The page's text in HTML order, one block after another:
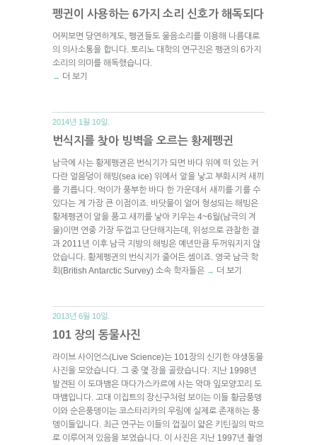
펭귄이 사용하는 6가지 소리 신호가 해독되다
어찌보면 당연하게도, 펭귄들도 울음소리를 이용해 나름대로
의 의사소통을 합니다. 토리노 대학의 연구진은 펭귄의 6가지
소리의 의미를 해독했습니다.
→ 더 보기
2014년 1월 10일.
번식지를 찾아 빙벽을 오르는 황제펭귄
남극에 사는 황제펭귄은 번식기가 되면 바다 위에 떠 있는 커
다란 얼음덩이 해빙(sea ice) 위에서 알을 낳고 부화시켜 새끼
를 기릅니다. 먹이가 풍부한 바다 한 가운데서 새끼를 기를 수
있다는 게 가장 큰 이점이죠. 바닷물이 얼어 형성되는 해빙은
황제펭귄이 알을 품고 새끼를 낳아 키우는 4~6월(남극의 겨
울)이면 연중 가장 두껍고 단단해지는데, 위성으로 관찰한 결
과 2011년 이후 남극 지방의 해빙은 예년만큼 두꺼워지지 않
았습니다. 황제펭귄의 번식지가 줄어든 셈이죠. 영국 남극 학
회(British Antarctic Survey) 소속 학자들은 → 더 보기
2013년 6월 10일.
101 장의 동물사진
라이브 사이언스(Live Science)는 101장의 신기한 야생동물
사진을 모았습니다. 그 중 몇 장을 골랐습니다. 지난 1998년
발견된 이 도마뱀은 마다가스카르에 사는 악마 잎모양꼬리 도
마뱀입니다. 고대 이집트의 장신구처럼 보이는 이들 황금풍뎅
이와 순은풍뎅이는 코스타리카의 우림에 실제로 존재하는 풍
뎅이들입니다. 최근 연구는 이들의 껍질이 얇은 키틴질의 막으
로 이루어져 있음을 보였습니다. 이 사진은 지난 1997년 촬영